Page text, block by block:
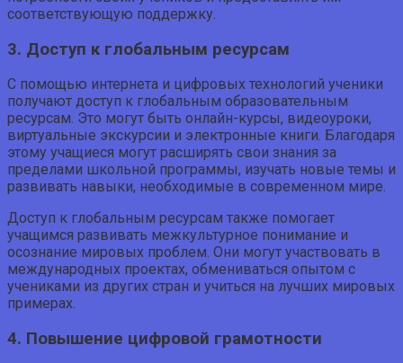
соответствующую поддержку.
3. Доступ к глобальным ресурсам
С помощью интернета и цифровых технологий ученики
получают доступ к глобальным образовательным
ресурсам. Это могут быть онлайн-курсы, видеоуроки,
виртуальные экскурсии и электронные книги. Благодаря
этому учащиеся могут расширять свои знания за
пределами школьной программы, изучать новые темы и
развивать навыки, необходимые в современном мире.
Доступ к глобальным ресурсам также помогает
учащимся развивать межкультурное понимание и
осознание мировых проблем. Они могут участвовать в
международных проектах, обмениваться опытом с
учениками из других стран и учиться на лучших мировых
примерах.
4. Повышение цифровой грамотности